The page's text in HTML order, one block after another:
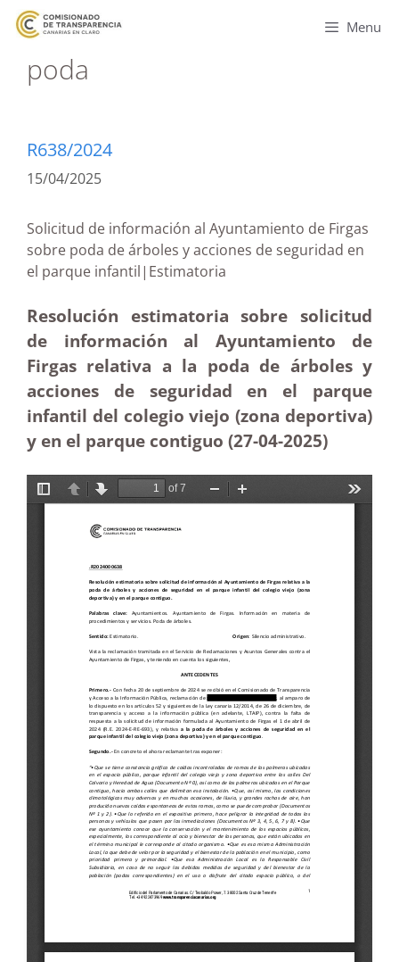
Menu
poda
R638/2024
15/04/2025
Solicitud de información al Ayuntamiento de Firgas
sobre poda de árboles y acciones de seguridad en
el parque infantil|Estimatoria
Resolución estimatoria sobre solicitud
de información al Ayuntamiento de
Firgas relativa a la poda de árboles y
acciones de seguridad en el parque
infantil del colegio viejo (zona deportiva)
y en el parque contiguo (27-04-2025)